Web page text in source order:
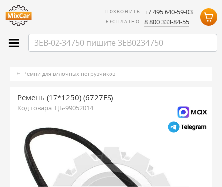
ПОЗВОНИТЬ: +7 495 640-59-03
БЕСПЛАТНО: 8 800 333-84-55
Ремни для вилочных погрузчиков
Ремень (17*1250) (6727ES)
Код товара: ЦБ-99052014